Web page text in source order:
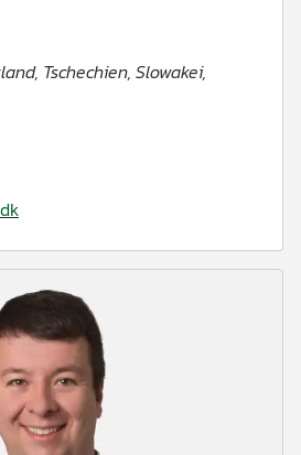
Tschechien, Slowakei,